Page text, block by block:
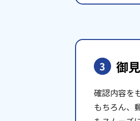
3 御
確認内容を
もちろん、